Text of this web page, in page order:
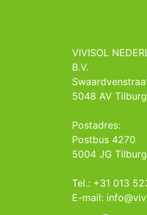
VIVISOL
B.V.
5048 AV Tilburg
Postadres:
Postbus 4270
5004 JG Tilburg
Tel.: +31 013
E-mail: